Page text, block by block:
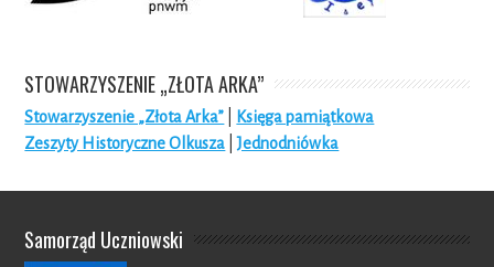
STOWARZYSZENIE „ZŁOTA ARKA”
Stowarzyszenie „Złota Arka”
Księga pamiątkowa
Zeszyty Historyczne Olkusza |Jednodniówka
Samorząd Uczniowski